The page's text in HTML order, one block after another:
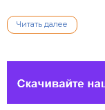
Читать далее